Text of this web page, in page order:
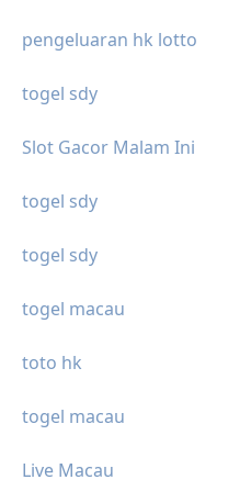
pengeluaran hk lotto
togel sdy
Slot Gacor Malam Ini
togel sdy
togel sdy
togel macau
toto hk
togel macau
Live Macau